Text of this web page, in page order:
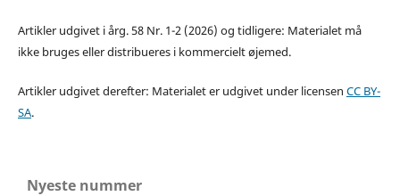
Artikler udgivet i årg. 58 Nr. 1-2 (2026) og tidligere: Materialet må
ikke bruges eller distribueres i kommercielt øjemed.
Artikler udgivet derefter: Materialet er udgivet under licensen CC BY-
SA.
Nyeste nummer